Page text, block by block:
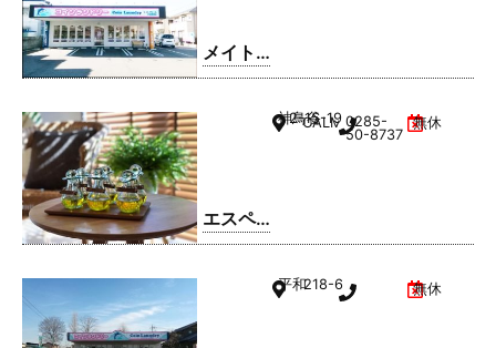
店
メイト
ドリー
エスペ
ランサ
神鳥谷
2-15-19
CALMひととのやA棟
0285-
50-8737
無休
平和218-6 無休